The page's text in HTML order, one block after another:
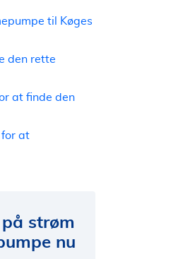
til Køges
den rette
at finde den
for at
strøm
nu